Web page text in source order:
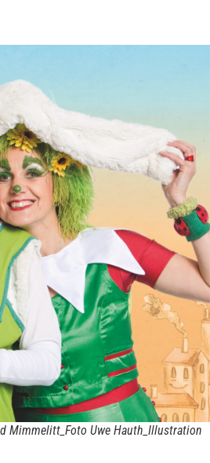
Mimmelitt_Foto Uwe Hauth_Illustration